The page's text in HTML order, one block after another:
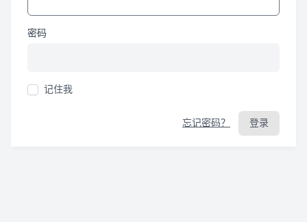
密码
记住我
忘记密码？ 登录